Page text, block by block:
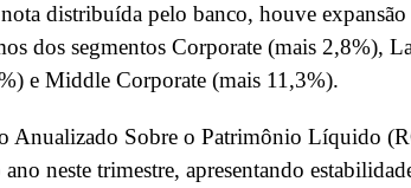
distribuída pelo banco, houve expansão
dos segmentos Corporate (mais 2,8%),
e Middle Corporate (mais 11,3%).
Anualizado Sobre o Patrimônio Líquido
neste trimestre, apresentando